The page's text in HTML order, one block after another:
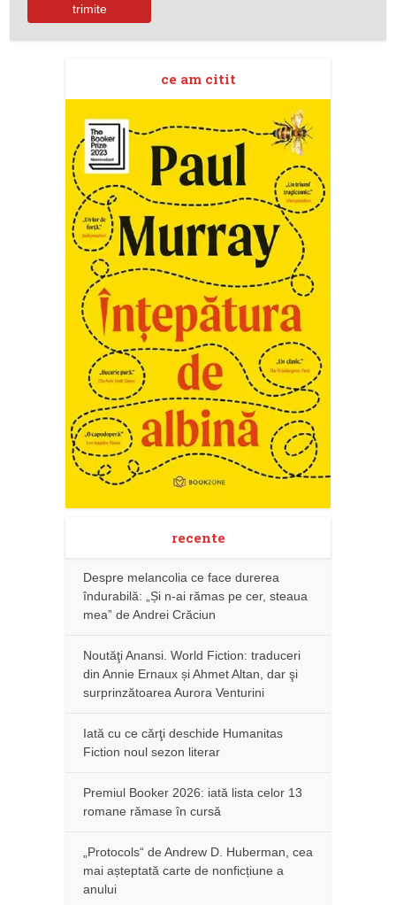
ce am citit
recente
Despre melancolia ce face durerea
îndurabilă: „Și n-ai rămas pe cer, steaua
mea” de Andrei Crăciun
Noutăţi Anansi. World Fiction: traduceri
din Annie Ernaux și Ahmet Altan, dar şi
surprinzătoarea Aurora Venturini
Iată cu ce cărţi deschide Humanitas
Fiction noul sezon literar
Premiul Booker 2026: iată lista celor 13
romane rămase în cursă
„Protocols“ de Andrew D. Huberman, cea
mai așteptată carte de nonficțiune a
anului